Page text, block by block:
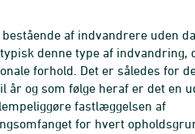
af indvandrere uden
denne type af indvandring,
forhold. Det er således for
og som følge heraf er det en
fastlæggelsen af
for hvert